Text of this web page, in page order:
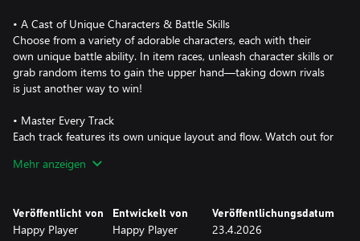
• A Cast of Unique Characters & Battle Skills
Choose from a variety of adorable characters, each with their
own unique battle ability. In item races, unleash character skills or
grab random items to gain the upper hand—taking down rivals
is just another way to win!
• Master Every Track
Each track features its own unique layout and flow. Watch out for
to each course’s special mechanics. Learning the track is the key
• Play with Friends
Supports 2, 3, or 4-player local split-screen. Smooth performance
Mehr anzeigen
Veröffentlicht von
Happy Player
Entwickelt von
Happy Player
Veröffentlichungsdatum
23.4.2026